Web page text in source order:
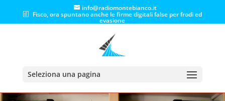
info@radiomontebianco.it
Fisco, ora spuntano anche le firme digitali false per frodi ed
evasione
Seleziona una pagina